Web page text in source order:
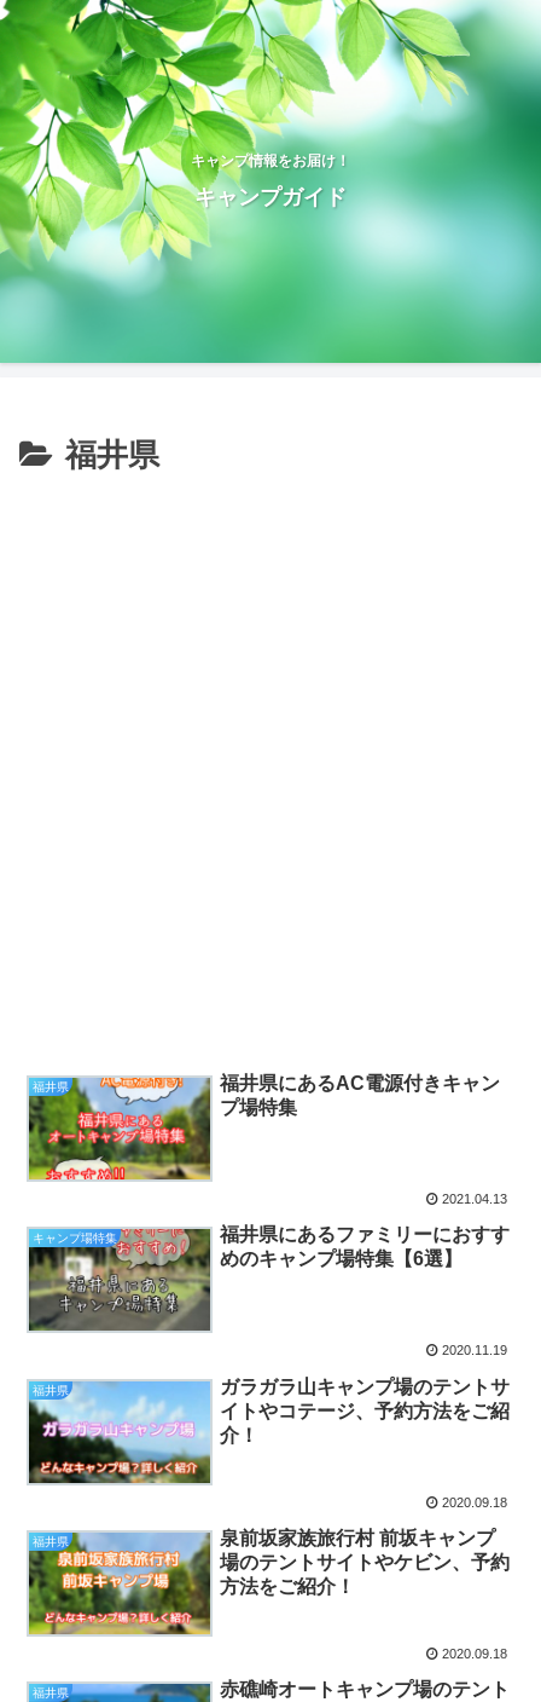
キャンプ情報をお届け！
キャンプガイド
福井県
福井県
福井県にあるAC電源付きキャン
プ場特集
2021.04.13
キャンプ場特集
福井県にあるファミリーにおすす
めのキャンプ場特集【6選】
2020.11.19
福井県
ガラガラ山キャンプ場のテントサ
イトやコテージ、予約方法をご紹
介！
2020.09.18
福井県
泉前坂家族旅行村 前坂キャンプ
場のテントサイトやケビン、予約
方法をご紹介！
2020.09.18
福井県
赤礁崎オートキャンプ場のテント